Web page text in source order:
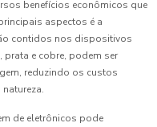
benefícios econômicos que
aspectos é a
contidos nos dispositivos
prata e cobre, podem ser
reduzindo os custos
de eletrônicos pode